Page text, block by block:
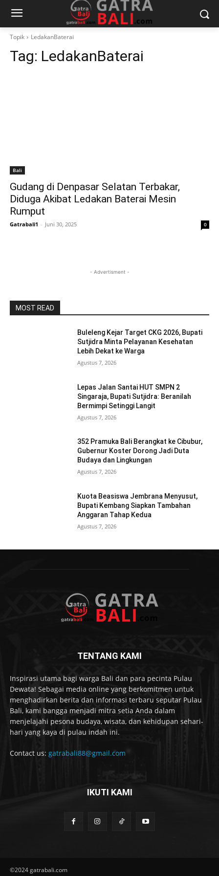
Topik LedakanBaterai
Tag: LedakanBaterai
Bali
Gudang di Denpasar Selatan Terbakar,
Diduga Akibat Ledakan Baterai Mesin
Rumput
Gatrabali1 - Juni 30, 2025 0
- Advertisment -
MOST READ
Buleleng Kejar Target CKG 2026, Bupati
Sutjidra Minta Pelayanan Kesehatan
Lebih Dekat ke Warga
Agustus 7, 2026
Lepas Jalan Santai HUT SMPN 2
Singaraja, Bupati Sutjidra: Beranilah
Bermimpi Setinggi Langit
Agustus 7, 2026
352 Pramuka Bali Berangkat ke Cibubur,
Gubernur Koster Dorong Jadi Duta
Budaya dan Lingkungan
Agustus 7, 2026
Kuota Beasiswa Jembrana Menyusut,
Bupati Kembang Siapkan Tambahan
Anggaran Tahap Kedua
Agustus 7, 2026
TENTANG KAMI
Inspirasi utama bagi warga Bali dan para pecinta Pulau
Dewata! Sebagai media online yang berkomitmen untuk
menghadirkan berita dan informasi terbaru seputar Pulau
Bali, kami bangga menjadi mitra setia Anda dalam
menjelajahi pesona budaya, wisata, dan kehidupan sehari-
hari yang kaya di pulau indah ini.
Contact us: gatrabali88@gmail.com
IKUTI KAMI
©2024 gatrabali.com